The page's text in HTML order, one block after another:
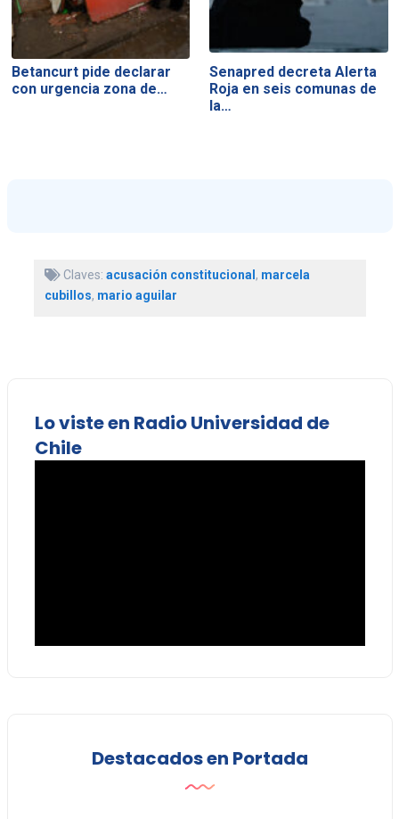
Betancurt pide declarar
con urgencia zona de…
Senapred decreta Alerta
Roja en seis comunas de
la…
Claves: acusación constitucional, marcela
cubillos, mario aguilar
Lo viste en Radio Universidad de
Chile
Destacados en Portada